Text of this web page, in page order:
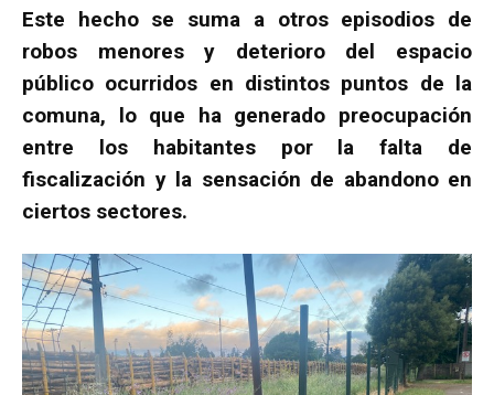
Este hecho se suma a otros episodios de
robos menores y deterioro del espacio
público ocurridos en distintos puntos de la
comuna, lo que ha generado preocupación
entre los habitantes por la falta de
fiscalización y la sensación de abandono en
ciertos sectores.